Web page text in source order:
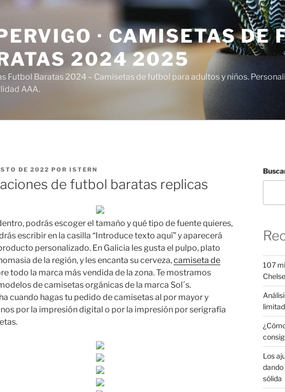
· CAMISETAS DE
2024 2025
Futbol Baratas 2024 – Camisetas de futbol para adultos y niños.
AAA.
DE 2022 POR ISTERN
de futbol baratas replicas
podrás escoger el tamaño y qué tipo de fuente quieres,
escribir en la casilla “Introduce texto aquí” y aparecerá
personalizado. En Galicia les gusta el pulpo, plato
de la región, y les encanta su cerveza,camiseta de
todo la marca más vendida de la zona. Te mostramos
de camisetas orgánicas de la marca Sol´s.
cuando hagas tu pedido de camisetas al por mayor y
por la impresión digital o por la impresión por serigrafía
107
Los
dando
sólida